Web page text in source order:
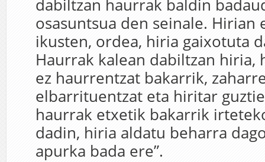
dabiltzan haurrak baldin
osasuntsua den seinale. Hirian
ikusten, ordea, hiria gaixotuta
Haurrak kalean dabiltzan hiria,
ez haurrentzat bakarrik,
elbarrituentzat eta hiritar
haurrak etxetik bakarrik
dadin, hiria aldatu beharra
apurka bada ere”.